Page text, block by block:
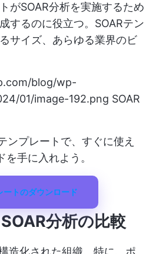
がSOAR分析を実施するため
するのに役立つ。SOARテン
サイズ、あらゆる業界のビ
blog/wp-
01/image-192.png SOAR
ンプレートで、すぐに使え
を手に入れよう。
ートのダウンロード
分析の比較
造化された組織、特に、ポ